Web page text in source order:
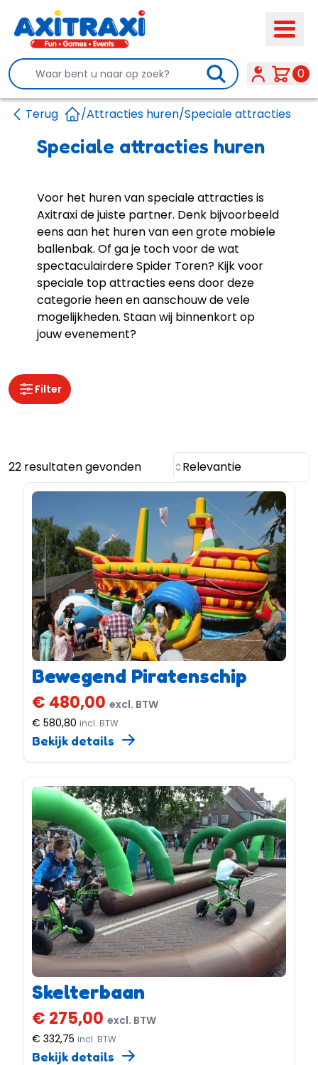
Search 0
Terug
/Attracties huren/Speciale attracties
Speciale attracties huren
Voor het huren van speciale attracties is
Axitraxi de juiste partner. Denk bijvoorbeeld
eens aan het huren van eengrote mobiele
ballenbak. Of ga je toch voor de wat
spectaculairdereSpider Toren? Kijk voor
speciale top attracties eens door deze
categorie heen en aanschouw de vele
mogelijkheden. Staan wij binnenkort op
jouw evenement?
Filter
22 resultaten gevonden Relevantie
Bewegend Piratenschip
€ 480,00 excl. BTW
€ 580,80 incl. BTW
Bekijk details
Skelterbaan
€ 275,00 excl. BTW
€ 332,75 incl. BTW
Bekijk details